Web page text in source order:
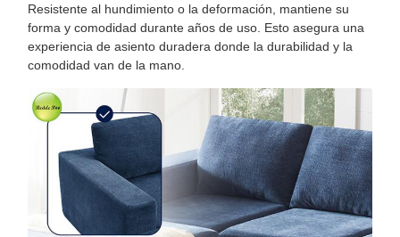
Resistente al hundimiento o la deformación, mantiene su
forma y comodidad durante años de uso. Esto asegura una
experiencia de asiento duradera donde la durabilidad y la
comodidad van de la mano.